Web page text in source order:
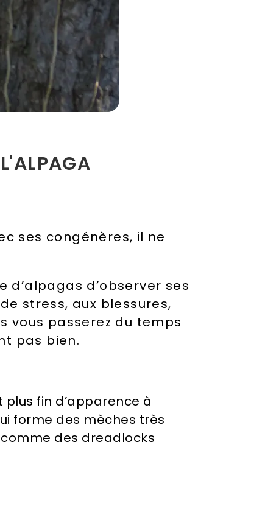
ses congénères, il ne
d’observer ses
stress, aux blessures,
vous passerez du temps
pas bien.
plus fin d’apparence à
forme des mèches très
des dreadlocks